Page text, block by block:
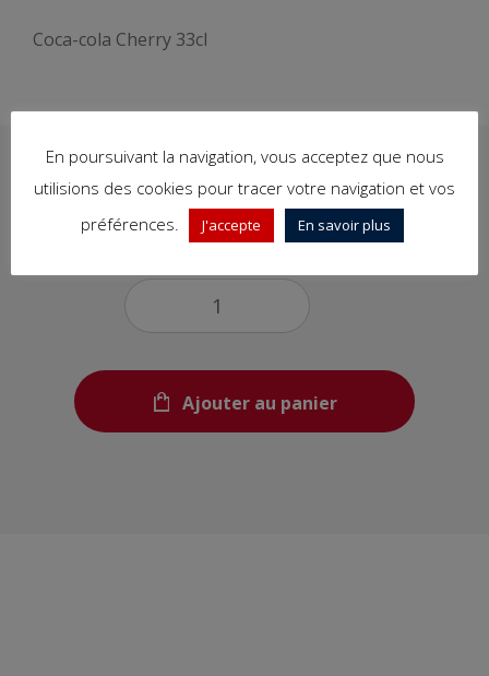
Coca-cola Cherry 33cl
2,00€
Quantité
Ajouter au panier
En poursuivant la navigation, vous acceptez que nous
utilisions des cookies pour tracer votre navigation et vos
préférences.
J'accepte En savoir plus